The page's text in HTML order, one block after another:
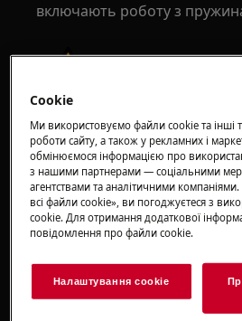
включають роботу з
УВАГА!РИЗИК
роботи з обслуговування
включають роботу з
Cookie
Ми використовуємо файли cookie та інші
роботи сайту, а також у рекламних і
обмінюємося інформацією про
з нашими партнерами — соціальними
агентствами та аналітичними
всі файли сookie», ви погоджуєтеся з
cookie. Для отримання додаткової
повідомлення про файли сookie.
Налаштування cookie